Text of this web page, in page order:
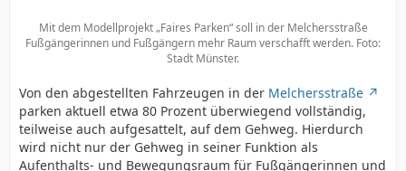
Mit dem Modellprojekt „Faires Parken“ soll in der Melchersstraße
Fußgängerinnen und Fußgängern mehr Raum verschafft werden. Foto:
Stadt Münster.
Von den abgestellten Fahrzeugen in der Melchersstraße
parken aktuell etwa 80 Prozent überwiegend vollständig,
teilweise auch aufgesattelt, auf dem Gehweg. Hierdurch
wird nicht nur der Gehweg in seiner Funktion als
Aufenthalts- und Bewegungsraum für Fußgängerinnen und